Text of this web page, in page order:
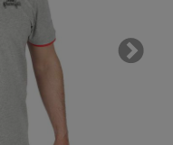
Next